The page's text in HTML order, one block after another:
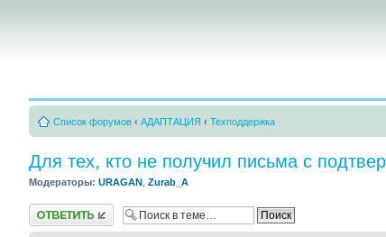
Список форумов ‹ АДАПТАЦИЯ ‹ Техподдержка
Для тех, кто не получил письма с
Модераторы: URAGAN Zurab_A
Ответить